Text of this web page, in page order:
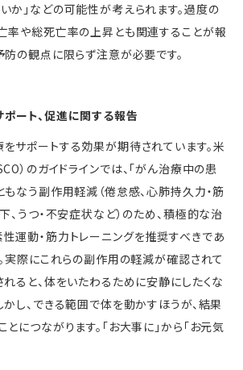
か」などの可能性が考えられます。過度の
率や総死亡率の上昇とも関連することが報
防の観点に限らず注意が必要です。
ート、促進に関する報告
サポートする効果が期待されています。米
）のガイドラインでは、「がん治療中の患
もなう副作用軽減（倦怠感、心肺持久力・筋
、うつ・不安症状など）のため、積極的な治
運動・筋力トレーニングを推奨すべきであ
実際にこれらの副作用の軽減が確認されて
れると、体をいたわるために安静にしたくな
かし、できる範囲で体を動かすほうが、結果
につながります。「お大事に」から「お元気